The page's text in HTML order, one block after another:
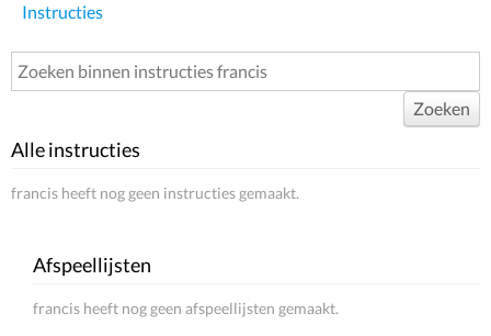
Instructies
Zoeken
Alle instructies
francis heeft nog geen instructies gemaakt.
Afspeellijsten
francis heeft nog geen afspeellijsten gemaakt.